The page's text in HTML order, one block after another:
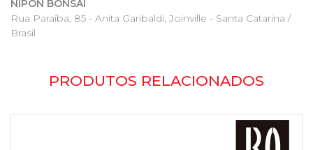
NIPON BONSAI
Rua Paraíba, 85 - Anita Garibaldi, Joinville - Santa Catarina /
Brasil
PRODUTOS RELACIONADOS